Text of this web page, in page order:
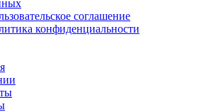
соглашение
конфиденциальности